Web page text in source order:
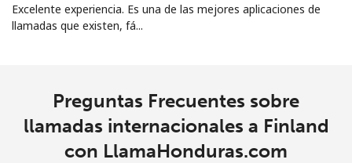
Excelente experiencia. Es una de las mejores aplicaciones de
llamadas que existen, fá...
Preguntas Frecuentes sobre
llamadas internacionales a Finland
con LlamaHonduras.com